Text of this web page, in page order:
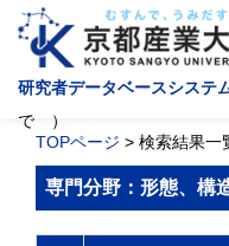
研究者データベースシステ
で ）
TOPページ > 検索結果一
専門分野：形態、構